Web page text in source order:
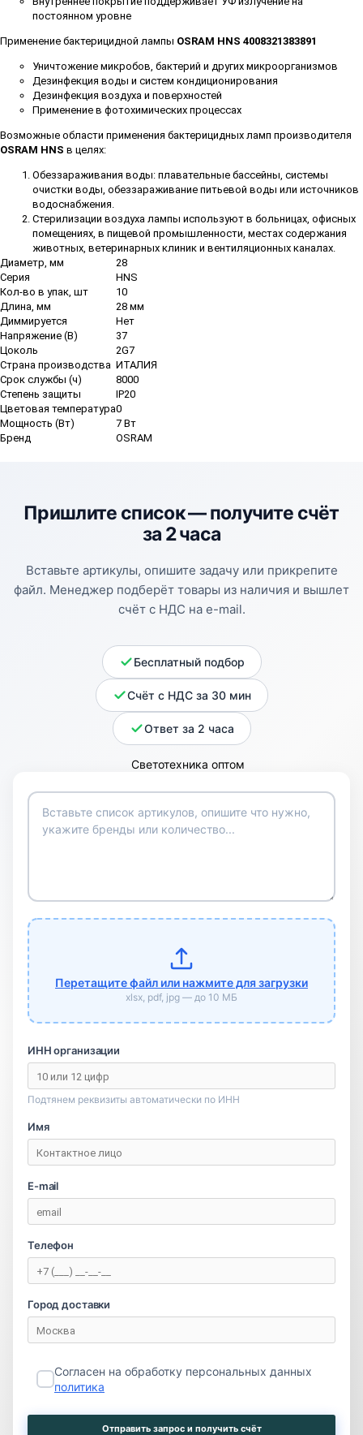
постоянном уровне
Применение бактерицидной лампы OSRAM HNS 4008321383891
Уничтожение микробов, бактерий и других микроорганизмов
Дезинфекция воды и систем кондиционирования
Дезинфекция воздуха и поверхностей
Применение в фотохимических процессах
Возможные области применения бактерицидных ламп производителя
OSRAM HNS в целях:
Обеззараживания воды: плавательные бассейны, системы
очистки воды, обеззараживание питьевой воды или источников
водоснабжения.
Стерилизации воздуха лампы используют в больницах, офисных
помещениях, в пищевой промышленности, местах содержания
животных, ветеринарных клиник и вентиляционных каналах.
Диаметр, мм
28
Серия
HNS
Кол-во в упак, шт
10
Длина, мм
28 мм
Диммируется
Нет
Напряжение (В)
37
Цоколь
2G7
Страна производства ИТАЛИЯ
Срок службы (ч)
8000
Степень защиты
IP20
Цветовая температура0
Мощность (Вт)
7 Вт
Бренд
OSRAM
Пришлите список —получите счёт
за 2 часа
Вставьте артикулы, опишите задачу или прикрепите
файл. Менеджер подберёт товары из наличия и вышлет
счёт с НДС на e-mail.
Бесплатный подбор
Счёт с НДС за 30 мин
Ответ за 2 часа
Перетащите файл или нажмите для загрузки
xlsx, pdf, jpg — до 10 МБ
ИНН организации
Подтянем реквизиты автоматически по ИНН
Имя
E-mail
Телефон
Город доставки
Согласен на обработку персональных данных
политика
Отправить запрос и получить счёт